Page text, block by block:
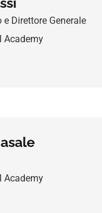
Direttore Generale
Academy
Academy